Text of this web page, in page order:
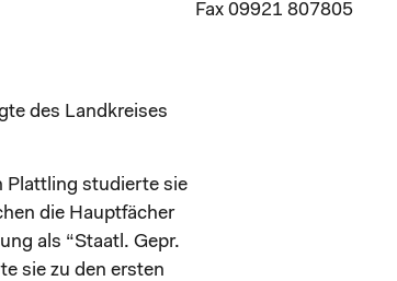
des Landkreises
Plattling studierte sie
die Hauptfächer
als “Staatl. Gepr.
sie zu den ersten
Fax 09921 807805